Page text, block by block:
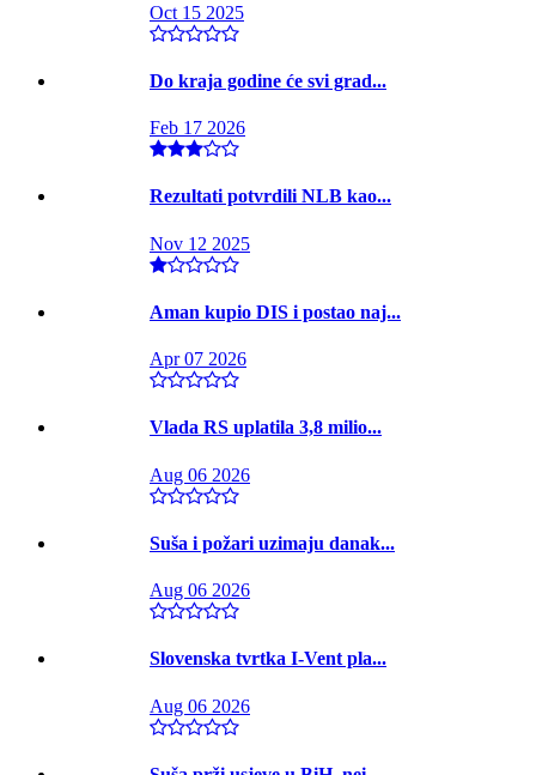
Oct 15 2025
Do kraja godine će svi grad...
Feb 17 2026
Rezultati potvrdili NLB kao...
Nov 12 2025
Aman kupio DIS i postao naj...
Apr 07 2026
Vlada RS uplatila 3,8 milio...
Aug 06 2026
Suša i požari uzimaju danak...
Aug 06 2026
Slovenska tvrtka I-Vent pla...
Aug 06 2026